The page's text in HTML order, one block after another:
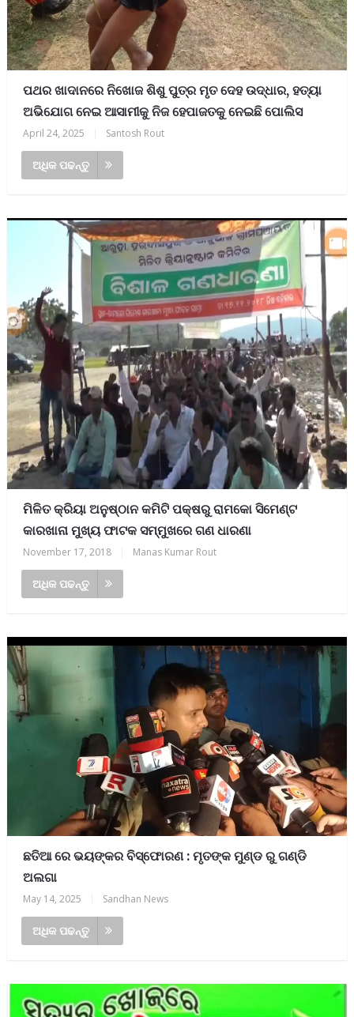
ପଥର ଖାଦାନରେ ନିଖୋଜ ଶିଶୁ ପୁତ୍ର ମୃତ ଦେହ ଉଦ୍ଧାର, ହତ୍ୟା
ଅଭିଯୋଗ ନେଇ ଆସାମୀକୁ ନିଜ ହେପାଜତକୁ ନେଇଛି ପୋଲିସ
April 24, 2025 Santosh Rout
ଅଧିକ ପଢନ୍ତୁ
ମିଳିତ କ୍ରିୟା ଅନୁଷ୍ଠାନ କମିଟି ପକ୍ଷରୁ ରାମକୋ ସିମେଣ୍ଟ
କାରଖାନା ମୁଖ୍ୟ ଫାଟକ ସମ୍ମୁଖରେ ଗଣ ଧାରଣା
November 17, 2018 Manas Kumar Rout
ଅଧିକ ପଢନ୍ତୁ
ଛତିଆ ରେ ଭୟଙ୍କର ବିସ୍ଫୋରଣ : ମୃତଙ୍କ ମୁଣ୍ଡ ରୁ ଗଣ୍ଡି
ଅଲଗା
May 14, 2025 Sandhan News
ଅଧିକ ପଢନ୍ତୁ